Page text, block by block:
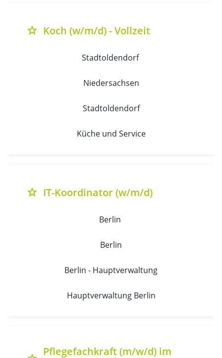
grade Koch (w/m/d) - Vollzeit
Stadtoldendorf
Niedersachsen
Stadtoldendorf
Küche und Service
grade IT-Koordinator (w/m/d)
Berlin
Berlin
Berlin - Hauptverwaltung
Hauptverwaltung Berlin
Pflegefachkraft (m/w/d) im